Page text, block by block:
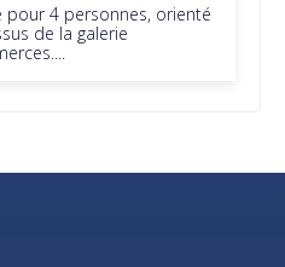
pour 4 personnes, orienté
de la galerie